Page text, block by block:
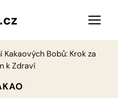
Kakaových Bobů: Krok za
k Zdraví